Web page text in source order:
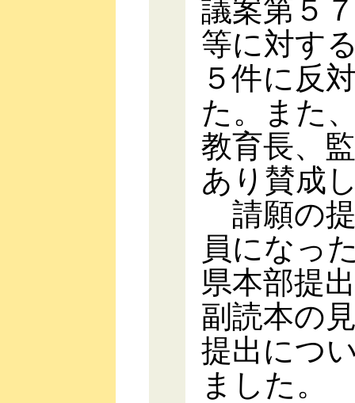
議案第５
等に対す
５件に反
た。また
教育長、
あり賛成
請願の
員になっ
県本部提
副読本の
提出につ
ました。